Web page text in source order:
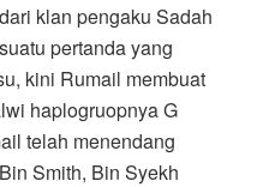
klan pengaku Sadah
pertanda yang
kini Rumail membuat
haplogruopnya G
telah menendang
Smith, Bin Syekh